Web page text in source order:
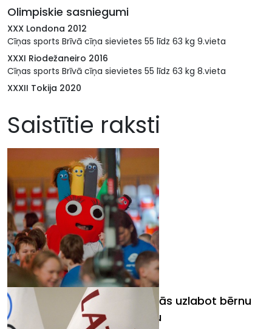
Olimpiskie sasniegumi
XXX Londona 2012
Cīņas sports Brīvā cīņa sievietes 55 līdz 63 kg 9.vieta
XXXI Riodežaneiro 2016
Cīņas sports Brīvā cīņa sievietes 55 līdz 63 kg 8.vieta
XXXII Tokija 2020
Saistītie raksti
Ar sportisku projektu mēģinās uzlabot bērnu
veselību, stāju un motivāciju